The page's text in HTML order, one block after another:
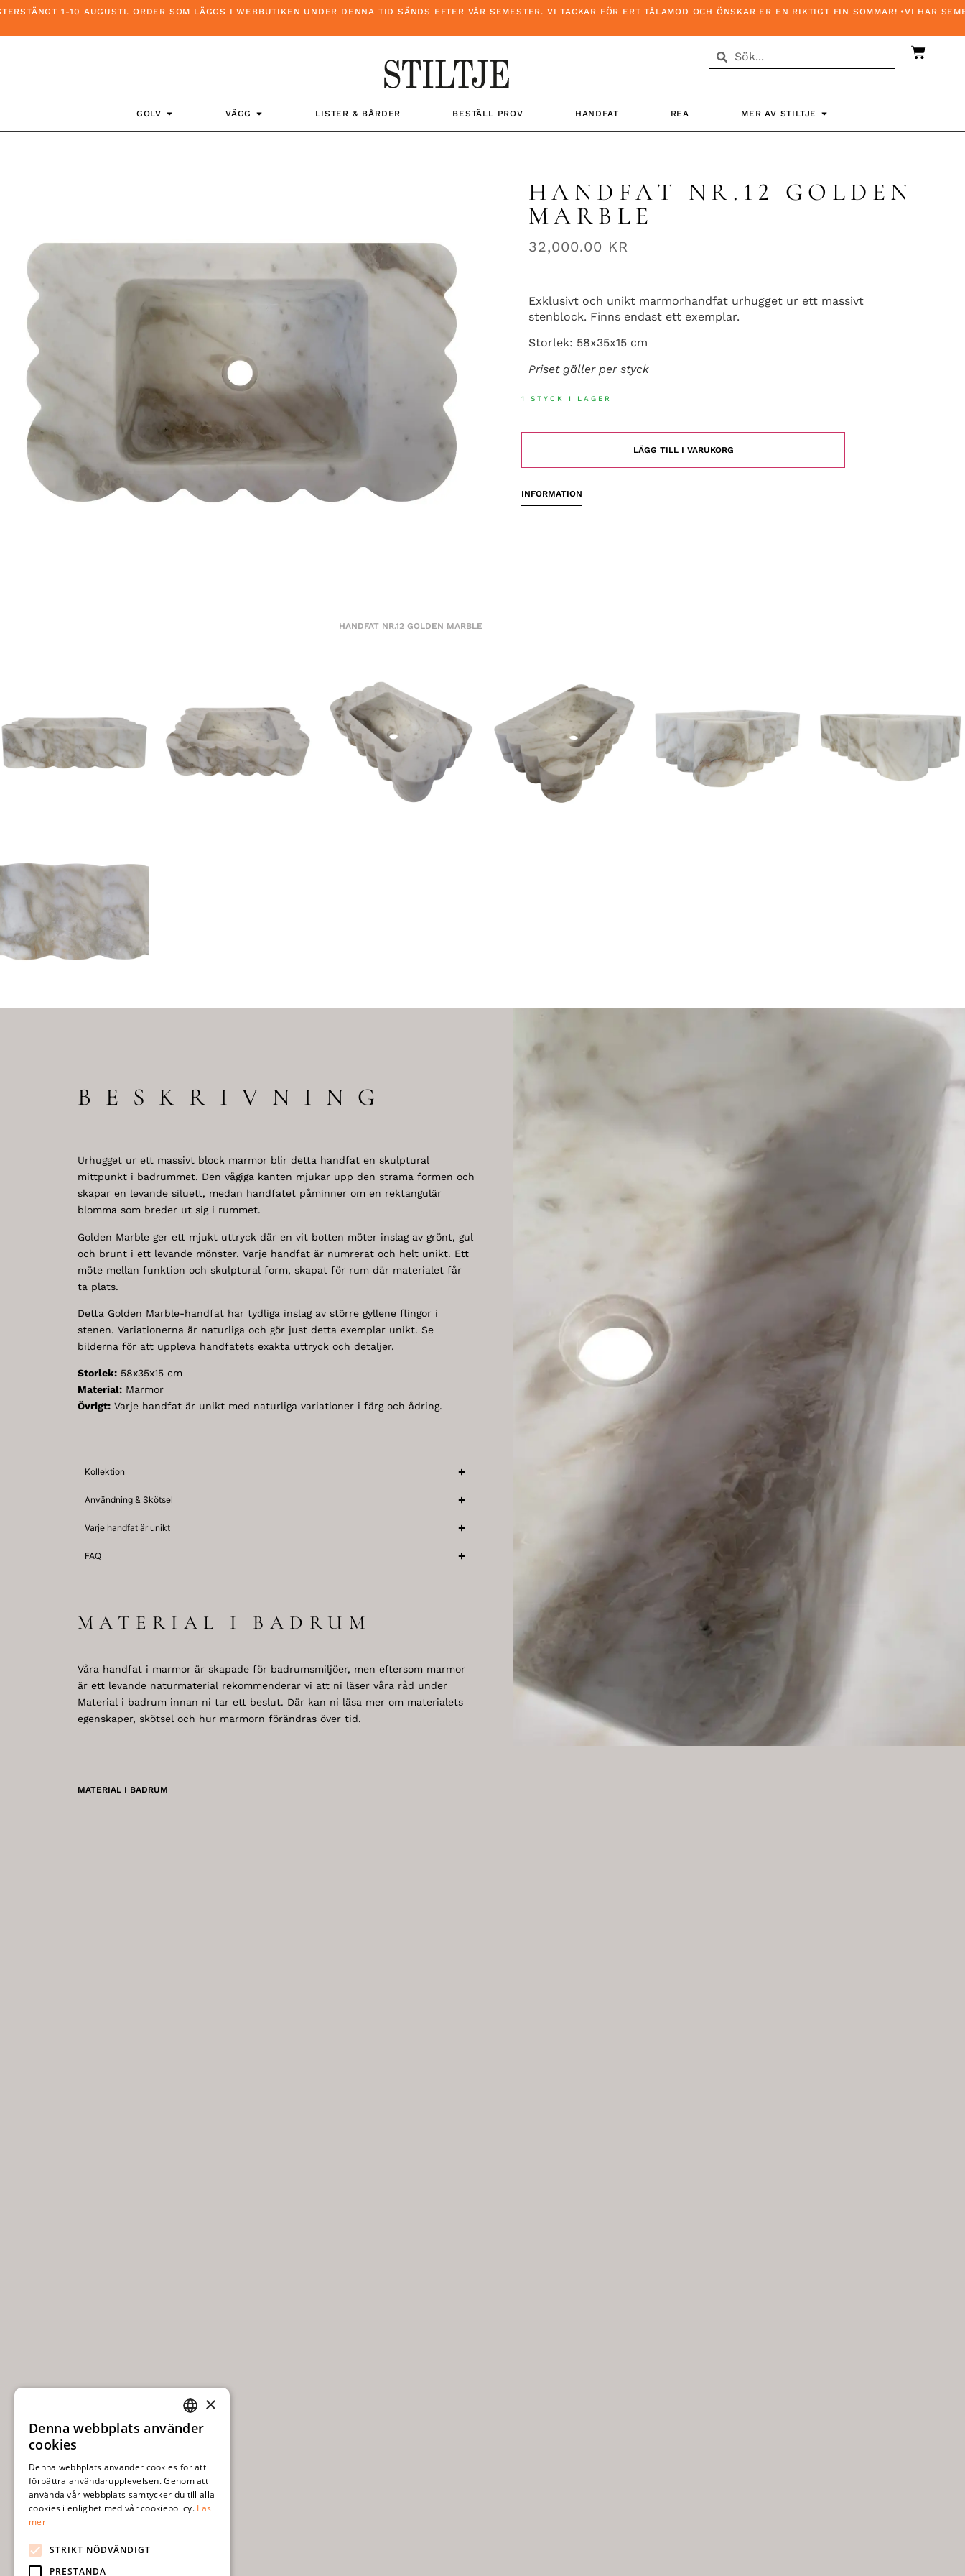
1-10 AUGUSTI. ORDER SOM LÄGGS I WEBBUTIKEN UNDER DENNA TID SÄNDS EFTER VÅR SEMESTER. VI TACKAR FÖR ERT TÅLAMOD OCH ÖNSKAR ER EN RIKTIGT FIN SOMMAR! •VI HAR
GOLV VÄGG LISTER & BÅRDER BESTÄLL PROV HANDFAT REA MER AV STILTJE
HANDFAT NR.12 GOLDEN MARBLE
HANDFAT NR.12 GOLDEN
MARBLE
32,000.00 KR
Exklusivt och unikt marmorhandfat urhugget ur ett massivt
stenblock. Finns endast ett exemplar.
Storlek: 58x35x15 cm
Priset gäller per styck
1 STYCK I LAGER
LÄGG TILL I VARUKORG
INFORMATION
BESKRIVNING
Urhugget ur ett massivt block marmor blir detta handfat en skulptural
mittpunkt i badrummet. Den vågiga kanten mjukar upp den strama formen och
skapar en levande siluett, medan handfatet påminner om en rektangulär
blomma som breder ut sig i rummet.
Golden Marble ger ett mjukt uttryck där en vit botten möter inslag av grönt, gul
och brunt i ett levande mönster. Varje handfat är numrerat och helt unikt. Ett
möte mellan funktion och skulptural form, skapat för rum där materialet får
ta plats.
Detta Golden Marble-handfat har tydliga inslag av större gyllene flingor i
stenen. Variationerna är naturliga och gör just detta exemplar unikt. Se
bilderna för att uppleva handfatets exakta uttryck och detaljer.
Storlek:58x35x15 cm
Material:Marmor
Övrigt:Varje handfat är unikt med naturliga variationer i färg och ådring.
Kollektion
Användning & Skötsel
Varje handfat är unikt
FAQ
MATERIAL I BADRUM
Våra handfat i marmor är skapade för badrumsmiljöer, men eftersom marmor
är ett levande naturmaterial rekommenderar vi att ni läser våra råd under
Material i badrum innan ni tar ett beslut. Där kan ni läsa mer om materialets
egenskaper, skötsel och hur marmorn förändras över tid.
MATERIAL I BADRUM
SWEDISH
×
Denna webbplats använder
cookies
Denna webbplats använder cookies för att
förbättra användarupplevelsen. Genom att
använda vår webbplats samtycker du till alla
cookies i enlighet med vår cookiepolicy. Läs
mer
STRIKT NÖDVÄNDIGT
PRESTANDA